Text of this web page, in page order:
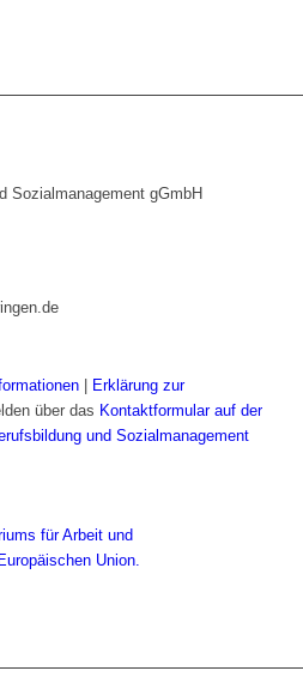
Sozialmanagement gGmbH
| Erklärung zur
über das Kontaktformular auf der
und Sozialmanagement